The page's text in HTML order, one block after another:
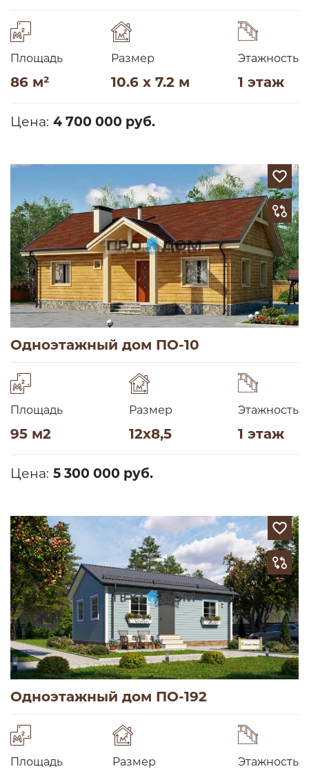
Площадь
86 м²
Размер
10.6 x 7.2 м
Этажность
1 этаж
Цена: 4 700 000 руб.
Одноэтажный дом ПО-10
Площадь
95 м2
Размер
12х8,5
Этажность
1 этаж
Цена: 5 300 000 руб.
Одноэтажный дом ПО-192
Площадь Размер Этажность